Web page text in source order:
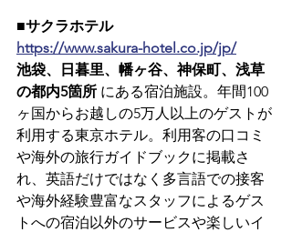
■サクラホテル
https://www.sakura-hotel.co.jp/jp/
池袋、日暮里、幡ヶ谷、神保町、浅草
の都内5箇所 にある宿泊施設。年間100
ヶ国からお越しの5万人以上のゲストが
利用する東京ホテル。利用客の口コミ
や海外の旅行ガイドブックに掲載さ
れ、英語だけではなく多言語での接客
や海外経験豊富なスタッフによるゲス
トへの宿泊以外のサービスや楽しいイ